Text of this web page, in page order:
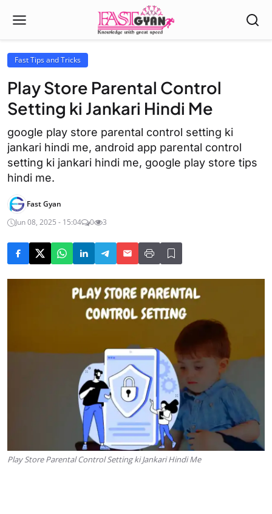
Fast Tips and Tricks
Play Store Parental Control
Setting ki Jankari Hindi Me
google play store parental control setting ki
jankari hindi me, android app parental control
setting ki jankari hindi me, google play store tips
hindi me.
Fast Gyan
Jun 08, 2025 - 15:04
0 3
Play Store Parental Control Setting ki Jankari Hindi Me